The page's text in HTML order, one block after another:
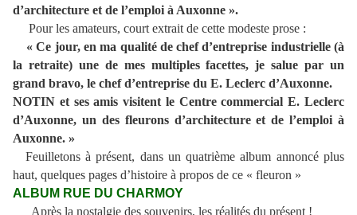
d’architecture et de l’emploi à Auxonne ».
Pour les amateurs, court extrait de cette modeste prose :
« Ce jour, en ma qualité de chef d’entreprise industrielle (à
la retraite) une de mes multiples facettes, je salue par un
grand bravo, le chef d’entreprise du E. Leclerc d’Auxonne.
NOTIN et ses amis visitent le Centre commercial E. Leclerc
d’Auxonne, un des fleurons d’architecture et de l’emploi à
Auxonne. »
Feuilletons à présent, dans un quatrième album annoncé plus
haut, quelques pages d’histoire à propos de ce « fleuron »
ALBUM RUE DU CHARMOY
Après la nostalgie des souvenirs, les réalités du présent !